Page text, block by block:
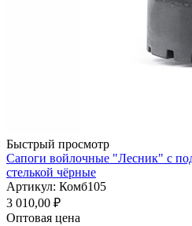
Быстрый просмотр
Сапоги войлочные "Лесник" с
стелькой чёрные
Артикул: Комб105
3 010,00 ₽
Оптовая цена